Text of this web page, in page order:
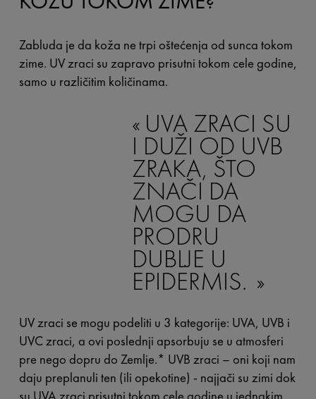
Zabluda je da koža ne trpi oštećenja od sunca tokom
zime. UV zraci su zapravo prisutni tokom cele godine,
samo u različitim količinama.
UVA ZRACI SU
I DUŽI OD UVB
ZRAKA, ŠTO
ZNAČI DA
MOGU DA
PRODRU
DUBLJE U
EPIDERMIS.
UV zraci se mogu podeliti u 3 kategorije: UVA, UVB i
UVC zraci, a ovi poslednji apsorbuju se u atmosferi
pre nego dopru do Zemlje.* UVB zraci – oni koji nam
daju preplanuli ten (ili opekotine) - najjači su zimi dok